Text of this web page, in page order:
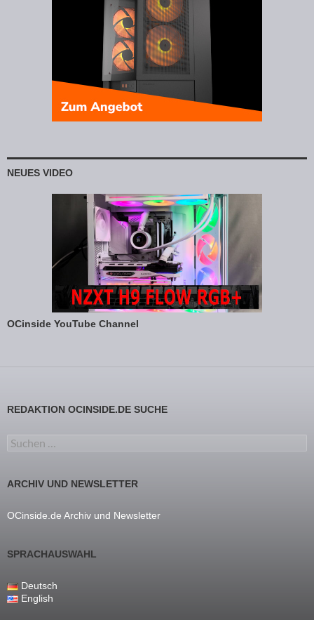
NEUES VIDEO
OCinside YouTube Channel
REDAKTION OCINSIDE.DE SUCHE
Suchen nach:
ARCHIV UND NEWSLETTER
OCinside.de Archiv und Newsletter
SPRACHAUSWAHL
Deutsch
English